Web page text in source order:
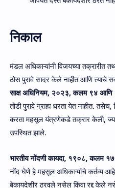
निकाल
मंडल अधिकाऱ्यांनी विजयच्या
ठोस पुरावे सादर केले नाहीत आणि त्याचे
साक्ष अधिनियम, २०२३, कलम ९४ आणि
तोंडी पुरावे ग्राह्य धरता येत नाहीत.
करता महसूल यंत्रणेकडे तक्रार केली,
उपस्थित झाले.
भारतीय नोंदणी कायदा, १९०८, कलम १७
नोंद घेणे हे महसूल अधिकाऱ्यांचे कर्तव्य आहे.
बेकायदेशीर ठरवले नसेल किंवा रद्द केले